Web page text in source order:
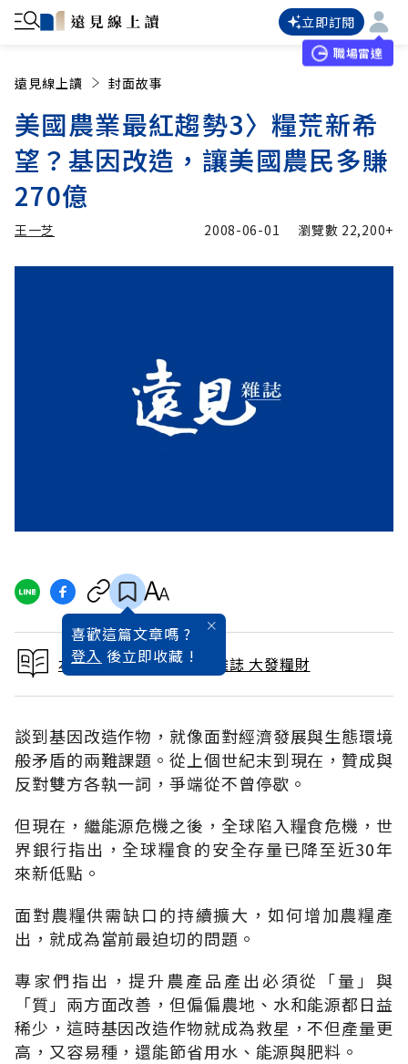
立即訂閱
職場雷達
遠見線上讀 封面故事
美國農業最紅趨勢3〉糧荒新希
望？基因改造，讓美國農民多賺
270億
王一芝 2008-06-01 瀏覽數 22,200+
喜歡這篇文章嗎 ?
登入 後立即收藏 !
本文出自 2008 / 6月號雜誌 大發糧財
談到基因改造作物，就像面對經濟發展與生態環境
般矛盾的兩難課題。從上個世紀末到現在，贊成與
反對雙方各執一詞，爭端從不曾停歇。
但現在，繼能源危機之後，全球陷入糧食危機，世
界銀行指出，全球糧食的安全存量已降至近30年
來新低點。
面對農糧供需缺口的持續擴大，如何增加農糧產
出，就成為當前最迫切的問題。
專家們指出，提升農產品產出必須從「量」與
「質」兩方面改善，但偏偏農地、水和能源都日益
稀少，這時基因改造作物就成為救星，不但產量更
高，又容易種，還能節省用水、能源與肥料。